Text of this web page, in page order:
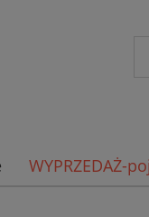
WYPRZEDAŻ-